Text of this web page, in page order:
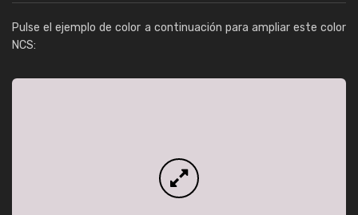
Pulse el ejemplo de color a continuación para ampliar este color
NCS: